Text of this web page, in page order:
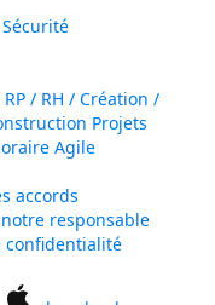
Sécurité
RP / RH / Création /
Projets
Agile
accords
responsable
confidentialité